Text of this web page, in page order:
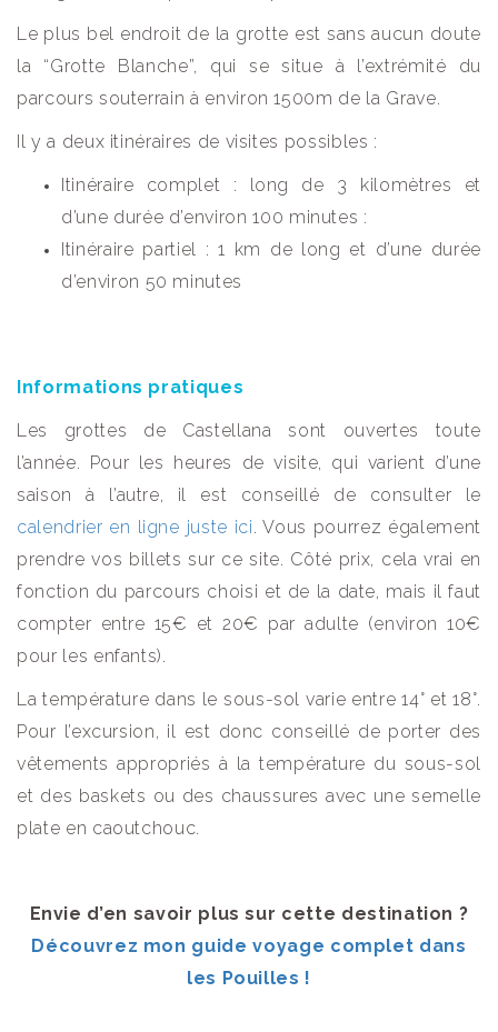
Le plus bel endroit de la grotte est sans aucun doute
la “Grotte Blanche”, qui se situe à l’extrémité du
parcours souterrain à environ 1500m de la Grave.
Il y a deux itinéraires de visites possibles :
Itinéraire complet : long de 3 kilomètres et
d’une durée d’environ 100 minutes :
Itinéraire partiel : 1 km de long et d’une durée
d’environ 50 minutes
Informations pratiques
Les grottes de Castellana sont ouvertes toute
l’année. Pour les heures de visite, qui varient d’une
saison à l’autre, il est conseillé de consulter le
calendrier en ligne juste ici . Vous pourrez également
prendre vos billets sur ce site. Côté prix, cela vrai en
fonction du parcours choisi et de la date, mais il faut
compter entre 15€ et 20€ par adulte (environ 10€
pour les enfants).
La température dans le sous-sol varie entre 14° et 18°.
Pour l’excursion, il est donc conseillé de porter des
vêtements appropriés à la température du sous-sol
et des baskets ou des chaussures avec une semelle
plate en caoutchouc.
Envie d’en savoir plus sur cette destination ?
Découvrez mon guide voyage complet dans
les Pouilles !